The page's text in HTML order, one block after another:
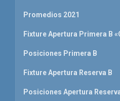
Promedios 2021
Fixture Apertura Primera B
Posiciones Primera B
Fixture Apertura Reserva B
Posiciones Apertura